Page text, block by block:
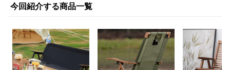
今回紹介する商品一覧